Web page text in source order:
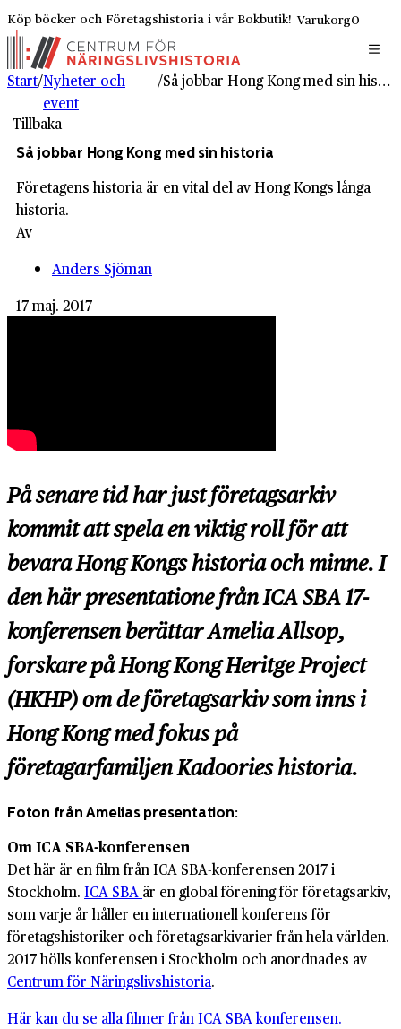
Köp böcker och Företagshistoria i vår Bokbutik! Varukorg0
Start/Nyheter och
event
/ Så jobbar Hong Kong med sin historia
Tillbaka
Så jobbar Hong Kong med sin historia
Företagens historia är en vital del av Hong Kongs långa
historia.
Av
Anders Sjöman
17 maj. 2017
På senare tid har just företagsarkiv
kommit att spela en viktig roll för att
bevara Hong Kongs historia och minne. I
den här presentatione från ICA SBA 17-
konferensen berättar Amelia Allsop,
forskare på Hong Kong Heritge Project
(HKHP) om de företagsarkiv som inns i
Hong Kong med fokus på
företagarfamiljen Kadoories historia.
Foton från Amelias presentation:
Om ICA SBA-konferensen
Det här är en film från ICA SBA-konferensen 2017 i
Stockholm. ICA SBA är en global förening för företagsarkiv,
som varje år håller en internationell konferens för
företagshistoriker och företagsarkivarier från hela världen.
2017 hölls konferensen i Stockholm och anordnades av
Centrum för Näringslivshistoria.
Här kan du se alla filmer från ICA SBA konferensen.